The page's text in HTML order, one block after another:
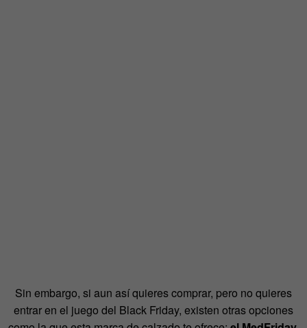
Sin embargo, si aun así quieres comprar, pero no quieres
entrar en el juego del Black Friday, existen otras opciones